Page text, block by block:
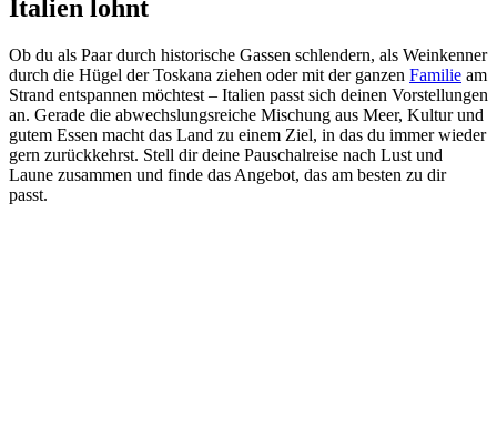
Italien lohnt
Ob du als Paar durch historische Gassen schlendern, als Weinkenner
durch die Hügel der Toskana ziehen oder mit der ganzen Familie am
Strand entspannen möchtest – Italien passt sich deinen Vorstellungen
an. Gerade die abwechslungsreiche Mischung aus Meer, Kultur und
gutem Essen macht das Land zu einem Ziel, in das du immer wieder
gern zurückkehrst. Stell dir deine Pauschalreise nach Lust und
Laune zusammen und finde das Angebot, das am besten zu dir
passt.